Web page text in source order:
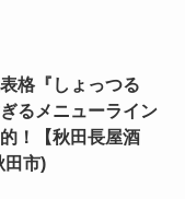
格『しょっつる
るメニューライン
！【秋田長屋酒
田市)